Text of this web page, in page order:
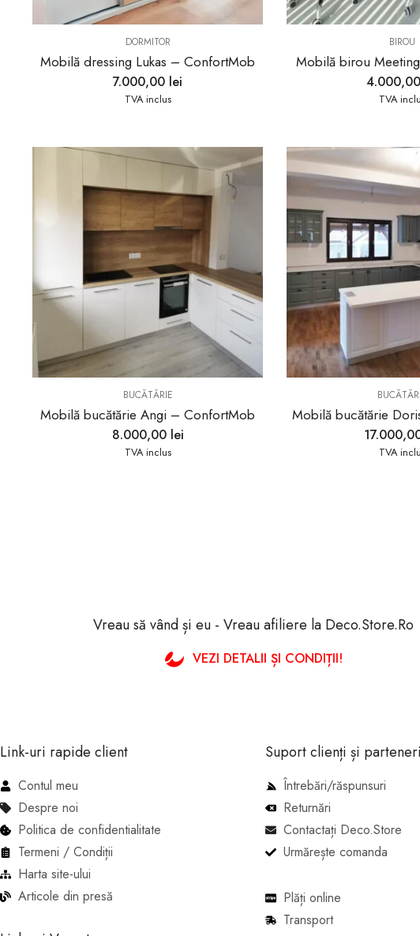
DORMITOR
Mobilă dressing Lukas – ConfortMob
7.000,00 lei
TVA inclus
BIROU
Mobilă birou
4.000,00
TVA
BUCĂTĂRIE
Mobilă bucătărie Angi – ConfortMob
8.000,00 lei
TVA inclus
Mobilă bucătărie
TVA
Vreau să vând și eu - Vreau afiliere la Deco.Store.Ro
VEZI DETALII ȘI CONDIȚII!
Link-uri rapide client
Contul meu
Despre noi
Politica de confidentialitate
Termeni / Condiții
Harta site-ului
Articole din presă
Suport clienți și parteneri
Întrebări/răspunsuri
Returnări
Contactați Deco.Store
Urmărește comanda
Plăți online
Transport